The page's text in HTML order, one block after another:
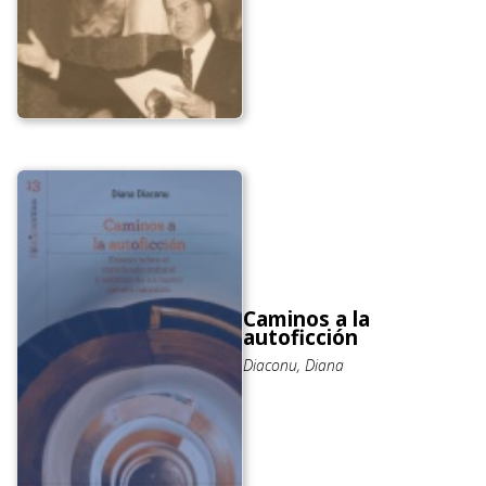
Caminos a la
autoficción
Diaconu, Diana